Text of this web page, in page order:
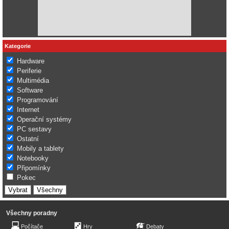
Kategorie
Hardware
Periferie
Multimédia
Software
Programování
Internet
Operační systémy
PC sestavy
Ostatní
Mobily a tablety
Notebooky
Připomínky
Pokec
Všechny poradny
Počítače Hry Debaty